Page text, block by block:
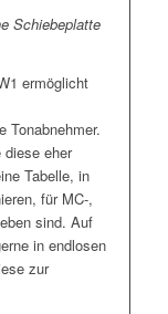
Schiebeplatte
ermöglicht
Tonabnehmer.
eher
Tabelle, in
für MC-,
sind. Auf
in endlosen
zur